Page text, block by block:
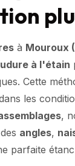
à Mouroux
à l'étain
Cette
les
,
angles,
parfaite